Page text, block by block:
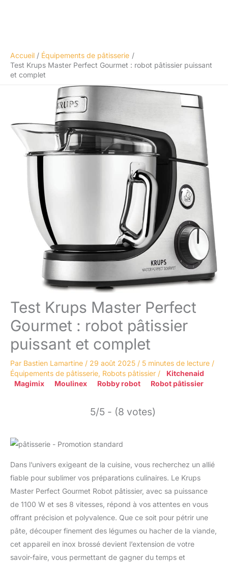
Accueil
Équipements de pâtisserie
Test Krups Master Perfect Gourmet : robot pâtissier puissant
et complet
Test Krups Master Perfect
Gourmet : robot pâtissier
puissant et complet
Par Bastien Lamartine / 29 août 2025 / 5 minutes de lecture /
Équipements de pâtisserie, Robots pâtissier /
Kitchenaid
Magimix
Moulinex Robby robot Robot pâtissier
5/5 - (8 votes)
Dans l’univers exigeant de la cuisine, vous recherchez un allié
fiable pour sublimer vos préparations culinaires. Le Krups
Master Perfect Gourmet Robot pâtissier, avec sa puissance
de 1100 W et ses 8 vitesses, répond à vos attentes en vous
offrant précision et polyvalence. Que ce soit pour pétrir une
pâte, découper finement des légumes ou hacher de la viande,
cet appareil en inox brossé devient l’extension de votre
savoir-faire, vous permettant de gagner du temps et